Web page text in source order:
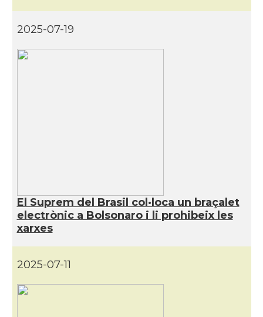
2025-07-19
El Suprem del Brasil col·loca un braçalet
electrònic a Bolsonaro i li prohibeix les
xarxes
2025-07-11